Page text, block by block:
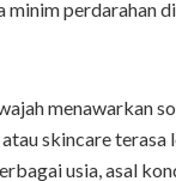
minim perdarahan
menawarkan
skincare terasa
usia, asal